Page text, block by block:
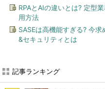
RPAとAIの違いとは? 定型
用方法
SASEは高機能すぎる? 今
&セキュリティとは
記事ランキング